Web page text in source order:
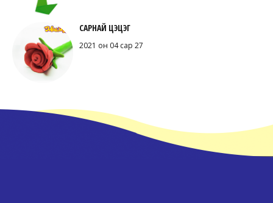
САРНАЙ ЦЭЦЭГ
2021 он 04 сар 27